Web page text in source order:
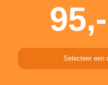
95,-
Selecteer een